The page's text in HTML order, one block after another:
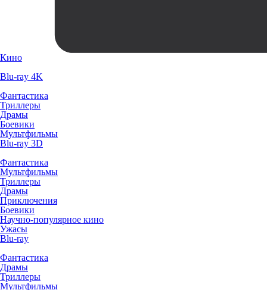
Кино
Blu-ray 4K
Фантастика
Триллеры
Драмы
Боевики
Мультфильмы
Blu-ray 3D
Фантастика
Мультфильмы
Триллеры
Драмы
Приключения
Боевики
Научно-популярное кино
Ужасы
Blu-ray
Фантастика
Драмы
Триллеры
Мультфильмы